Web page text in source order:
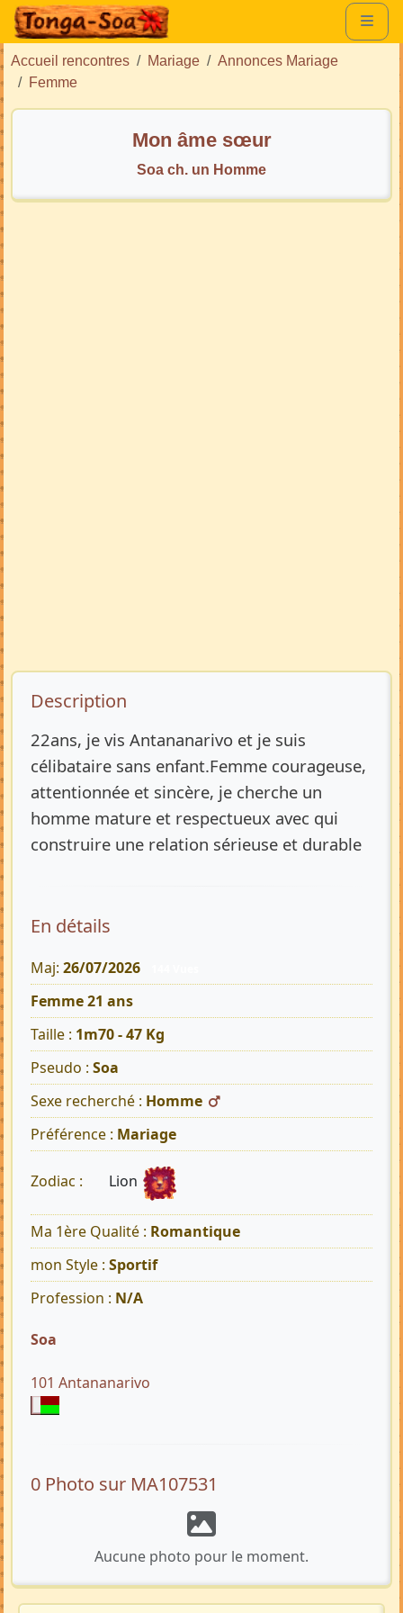
Accueil rencontres Mariage
Annonces Mariage
Femme
Mon âme sœur
Soa ch. un Homme
Description de l’annonce
Description
22ans, je vis Antananarivo et je suis
célibataire sans enfant.Femme courageuse,
attentionnée et sincère, je cherche un
homme mature et respectueux avec qui
construire une relation sérieuse et durable
En détails
Maj: 26/07/2026
Femme 21 ans
Taille : 1m70 - 47 Kg
Pseudo : Soa
Sexe recherché : Homme
Préférence : Mariage
Zodiac : Lion
Ma 1ère Qualité : Romantique
mon Style : Sportif
Profession : N/A
Soa
101 Antananarivo
0 Photo sur MA107531
Aucune photo pour le moment.